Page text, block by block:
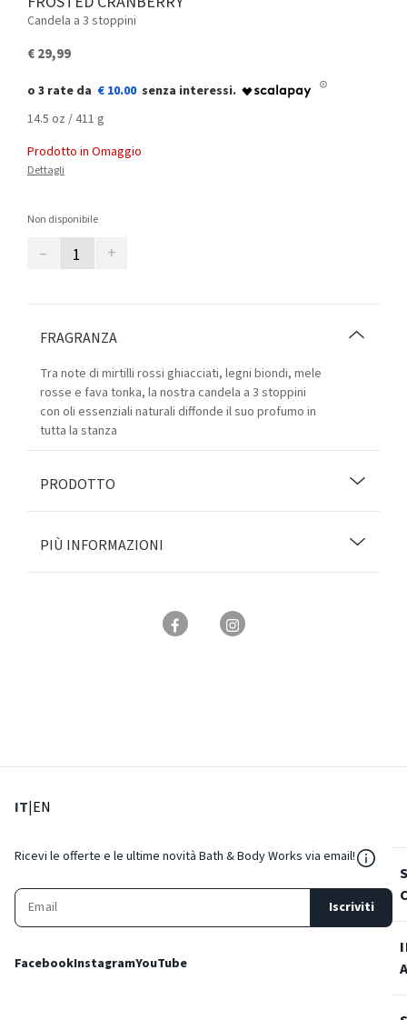
Candela a 3 stoppini
€ 29,99
€ 10.00
14.5 oz / 411 g
Prodotto in Omaggio
Dettagli
Non disponibile
– +
FRAGRANZA
Tra note di mirtilli rossi ghiacciati, legni biondi, mele
rosse e fava tonka, la nostra candela a 3 stoppini
con oli essenziali naturali diffonde il suo profumo in
tutta la stanza
PRODOTTO
PIÙ INFORMAZIONI
IT: Lingua corrente
|EN
Ricevi le offerte e le ultime novità Bath & Body Works via email!
Iscriviti
FacebookInstagramYouTube